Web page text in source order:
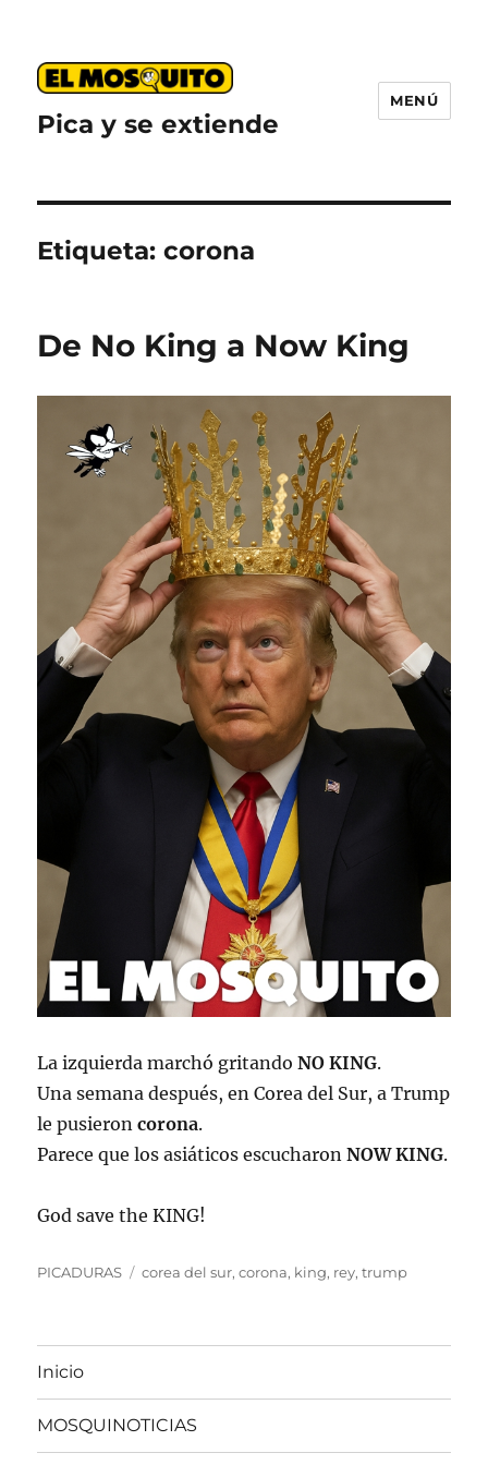
Pica y se extiende
MENÚ
Etiqueta:corona
De No King a Now King
La izquierda marchó gritandoNO KING.
Una semana después, en Corea del Sur, a Trump
le pusieroncorona.
Parece que los asiáticos escucharonNOW KING.
God save the KING!
Categorías
PICADURAS Etiquetas
corea del sur,corona, king, rey,trump
Inicio
MOSQUINOTICIAS